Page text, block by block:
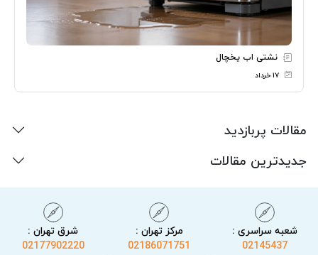
نشتی اب یخچال
۱۷ خرداد
مقالات پربازدید
جدیدترین مقالات
شعبه سراسری :
02145437
مرکز تهران :
02186071751
شرق تهران :
02177902220